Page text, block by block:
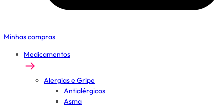
Minhas compras
Medicamentos
Alergias e Gripe
Antialérgicos
Asma